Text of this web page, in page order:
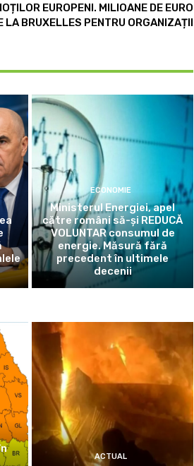
EUROPENI. MILIOANE DE EURO
LA BRUXELLES PENTRU ORGANIZAȚII
ECONOMIE
Ministerul Energiei, apel
către români să-și REDUCĂ
VOLUNTAR consumul de
energie. Măsură fără
precedent în ultimele
decenii
ACTUAL